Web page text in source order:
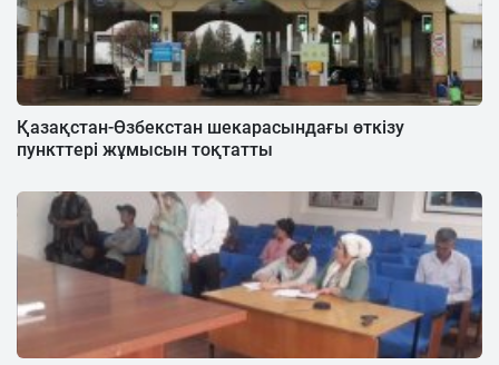
Қазақстан-Өзбекстан шекарасындағы өткізу
пункттері жұмысын тоқтатты